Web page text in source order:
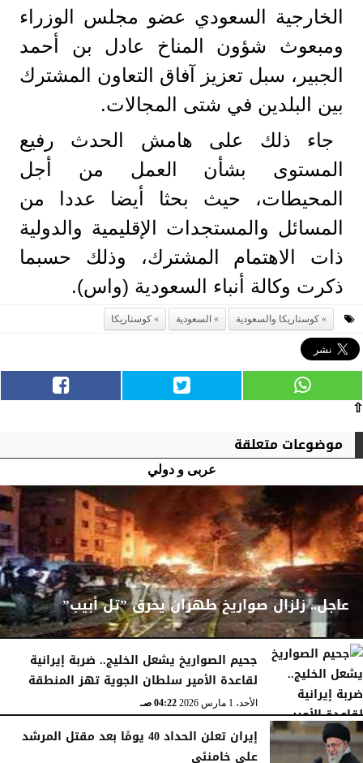
الخارجية السعودي عضو مجلس الوزراء
ومبعوث شؤون المناخ عادل بن أحمد
الجبير، سبل تعزيز آفاق التعاون المشترك
بين البلدين في شتى المجالات.
جاء ذلك على هامش الحدث رفيع
المستوى بشأن العمل من أجل
المحيطات، حيث بحثا أيضا عددا من
المسائل والمستجدات الإقليمية والدولية
ذات الاهتمام المشترك، وذلك حسبما
ذكرت وكالة أنباء السعودية (واس).
كوستاريكا والسعودية السعودية كوستاريكا
⇧
موضوعات متعلقة
عربى و دولي
عاجل.. زلزال صواريخ طهران يحرق ”تل أبيب”
الأحد، 1 مارس 2026
جحيم الصواريخ يشعل الخليج.. ضربة إيرانية
لقاعدة الأمير سلطان الجوية تهز المنطقة
الأحد، 1 مارس 2026 04:22 صـ
إيران تعلن الحداد 40 يومًا بعد مقتل المرشد
علي خامنئي